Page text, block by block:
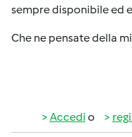
sempre disponibile ed
Che ne pensate della
Accedi o